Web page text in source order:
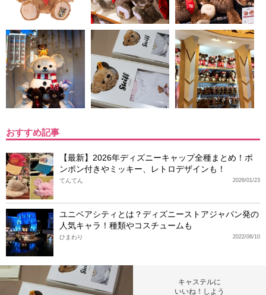
おすすめ記事
【最新】2026年ディズニーキャップ全種まとめ！ポ
ンポン付きやミッキー、レトロデザインも！
2026/01/23
てんてん
ユニベアシティとは？ディズニーストアジャパン発の
人気キャラ！種類やコスチュームも
2022/06/10
ひまわり
キャステルに
いいね！しよう